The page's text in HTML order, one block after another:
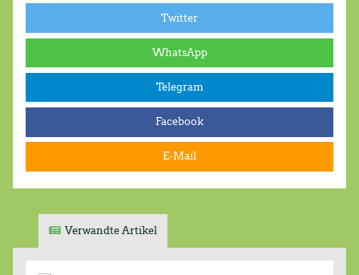
Twitter
WhatsApp
Telegram
Facebook
E-Mail
Verwandte Artikel